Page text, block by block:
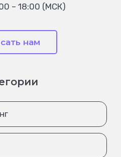
– 18:00 (МСК)
нам